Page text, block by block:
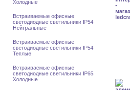
Холодные
Встраиваемые офисные
светодиодные светильники IP54
Нейтральные
Встраиваемые офисные
светодиодные светильники IP54
Теплые
Встраиваемые офисные
светодиодные светильники IP65
Холодные